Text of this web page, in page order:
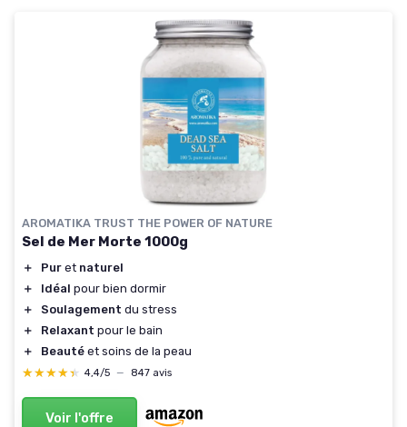
AROMATIKA TRUST THE POWER OF NATURE
Sel de Mer Morte 1000g
＋ Pur et naturel
＋
Idéal pour bien dormir
＋
Soulagement du stress
＋
Relaxant pour le bain
＋
Beauté et soins de la peau
★★★★★
★★★★★ 4,4/5 — 847 avis
Voir l'offre